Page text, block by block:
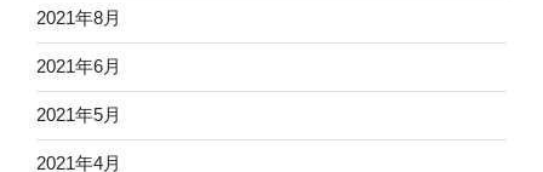
2021年8月
2021年6月
2021年5月
2021年4月